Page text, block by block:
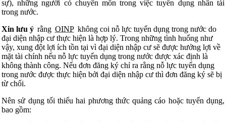
sự), những người có chuyên môn trong việc tuyển dụng nhân tài
trong nước.
Xin lưu ý rằng OINP không coi nỗ lực tuyển dụng trong nước do
đại diện nhập cư thực hiện là hợp lý. Trong những tình huống như
vậy, xung đột lợi ích tồn tại vì đại diện nhập cư sẽ được hưởng lợi về
mặt tài chính nếu nỗ lực tuyển dụng trong nước được xác định là
không thành công. Nếu đơn đăng ký chỉ ra rằng nỗ lực tuyển dụng
trong nước được thực hiện bởi đại diện nhập cư thì đơn đăng ký sẽ bị
từ chối.
Nên sử dụng tối thiểu hai phương thức quảng cáo hoặc tuyển dụng,
bao gồm: